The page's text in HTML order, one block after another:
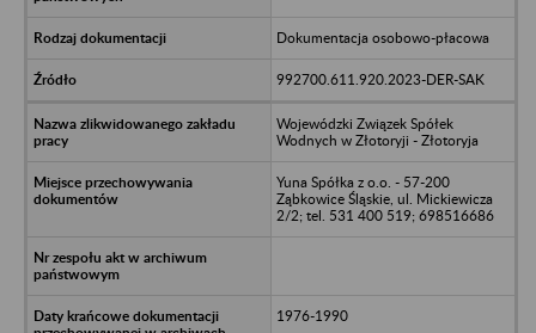
Dokumentacja osobowo-płacowa
992700.611.920.2023-DER-SAK
Wojewódzki Związek Spółek
Wodnych w Złotoryji - Złotoryja
Yuna Spółka z o.o. - 57-200
Ząbkowice Śląskie, ul. Mickiewicza
2/2; tel. 531 400 519; 698516686
1976-1990